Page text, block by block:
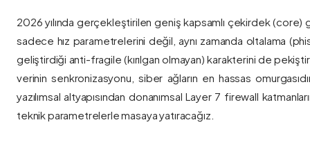
2026 yılında gerçekleştirilen geniş kapsamlı çekirdek
sadece hız parametrelerini değil, aynı zamanda oltalama
geliştirdiği anti-fragile (kırılgan olmayan) karakterini de
verinin senkronizasyonu, siber ağların en hassas
yazılımsal altyapısından donanımsal Layer 7 firewall
teknik parametrelerle masaya yatıracağız.